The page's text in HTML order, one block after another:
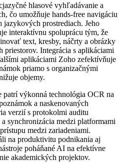
hlasové vyhľadávanie a
čo umožňuje hands-free navigáciu
jazykových prostrediach. Jeho
interaktívnu spoluprácu tým, že
text, kresby, náčrty a obrázky
Integrácia s aplikáciami
aplikáciami Zoho zefektívňuje
priamo s organizačnými
objemy.
výkonná technológia OCR na
a naskenovaných
verzií s protokolmi auditu
synchronizácia medzi platformami
medzi zariadeniami.
na produktivitu podnikania aj
poháňané AI na efektívne
akademických projektov.